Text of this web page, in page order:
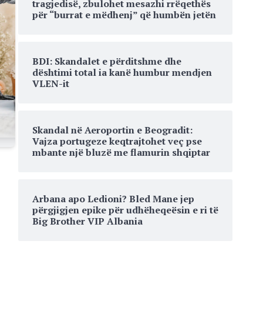
tragjedisë, zbulohet mesazhi rrëqethës
për “burrat e mëdhenj” që humbën jetën
BDI: Skandalet e përditshme dhe
dështimi total ia kanë humbur mendjen
VLEN-it
Skandal në Aeroportin e Beogradit:
Vajza portugeze keqtrajtohet veç pse
mbante një bluzë me flamurin shqiptar
Arbana apo Ledioni? Bled Mane jep
përgjigjen epike për udhëheqeësin e ri të
Big Brother VIP Albania